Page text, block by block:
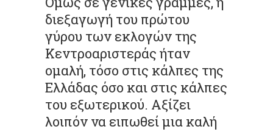
διεξαγωγή του πρώτου
γύρου των εκλογών της
Κεντροαριστεράς ήταν
ομαλή, τόσο στις κάλπες της
Ελλάδας όσο και στις κάλπες
του εξωτερικού. Αξίζει
λοιπόν να ειπωθεί μια καλή